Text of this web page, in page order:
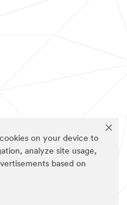
on your device to
analyze site usage,
based on